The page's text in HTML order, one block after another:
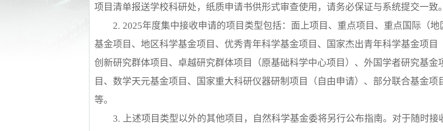
项目清单报送学校科研处，纸质申请书供形式审查使用，请务必保证与系统提交一致。
2. 2025年度集中接收申请的项目类型包括：面上项目、重点项目、重点国际（
基金项目、地区科学基金项目、优秀青年科学基金项目、国家杰出青年科学基金项目
创新研究群体项目、卓越研究群体项目（原基础科学中心项目）、外国学者研究基金
目、数学天元基金项目、国家重大科研仪器研制项目（自由申请）、部分联合基金项
等。
3.
上述项目类型以外的其他项目，自然科学基金委将另行公布指南。对于随时